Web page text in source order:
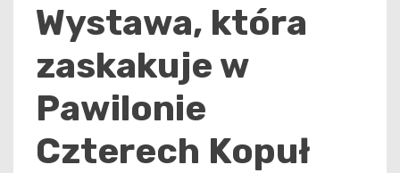
Wystawa, która
zaskakuje w
Pawilonie
Czterech Kopuł